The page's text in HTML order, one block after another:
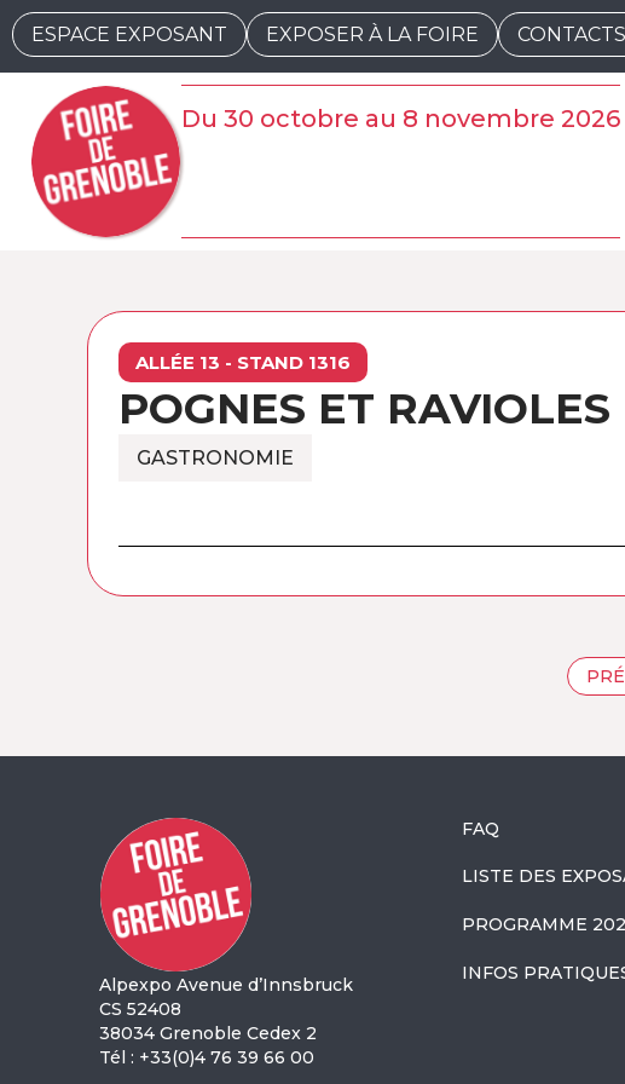
ESPACE EXPOSANT EXPOSER À LA FOIRE
Du 30 octobre au 8 novembre 2026
ALLÉE 13 - STAND 1316
POGNES ET
GASTRONOMIE
Alpexpo Avenue d’Innsbruck
CS 52408
38034 Grenoble Cedex 2
Tél : +33(0)4 76 39 66 00
FAQ
LISTE DES
PROGRAMME
INFOS